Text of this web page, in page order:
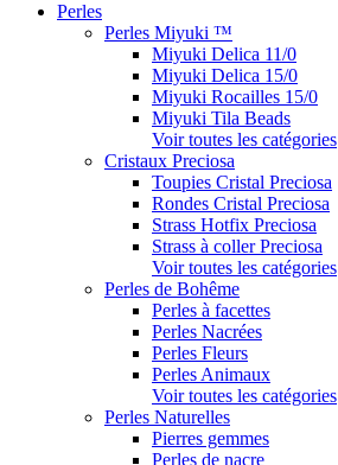
Perles
Perles Miyuki ™
Miyuki Delica 11/0
Miyuki Delica 15/0
Miyuki Rocailles 15/0
Miyuki Tila Beads
Voir toutes les catégories
Cristaux Preciosa
Toupies Cristal Preciosa
Rondes Cristal Preciosa
Strass Hotfix Preciosa
Strass à coller Preciosa
Voir toutes les catégories
Perles de Bohême
Perles à facettes
Perles Nacrées
Perles Fleurs
Perles Animaux
Voir toutes les catégories
Perles Naturelles
Pierres gemmes
Perles de nacre